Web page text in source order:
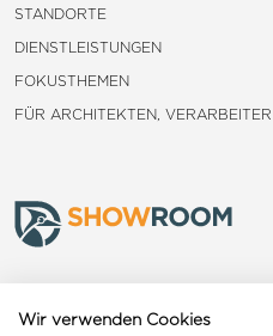
STANDORTE
DIENSTLEISTUNGEN
FOKUSTHEMEN
FÜR ARCHITEKTEN,
Wir verwenden Cookies